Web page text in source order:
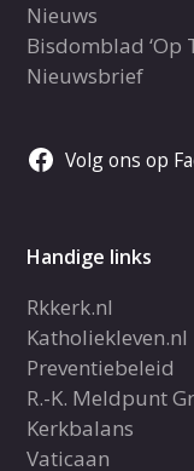
Nieuws
Bisdomblad ‘Op
Nieuwsbrief
Volg ons op
Handige links
Rkkerk.nl
Katholiekleven.nl
Preventiebeleid
R.-K. Meldpunt
Kerkbalans
Vaticaan